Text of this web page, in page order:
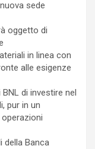
sede
oggetto di
in linea con
alle esigenze
di investire nel
pur in un
della Banca